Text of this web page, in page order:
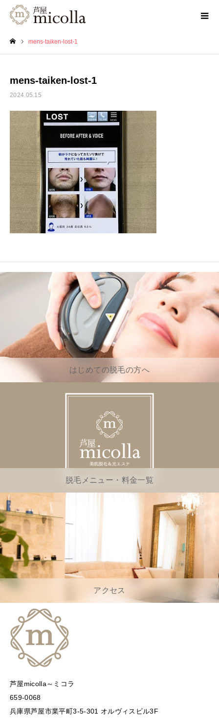
mens-taiken-lost-1
mens-taiken-lost-1
2024.05.15
はじめての脱毛の方へ
脱毛メニュー・料金一覧
アクセス
芦屋micolla～ミコラ
659-0068
兵庫県芦屋市業平町3-5-301 オルヴィスビル3F